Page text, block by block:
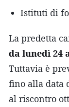
Istituti di
La predetta
da lunedì 24
Tuttavia è
fino alla data
al riscontro